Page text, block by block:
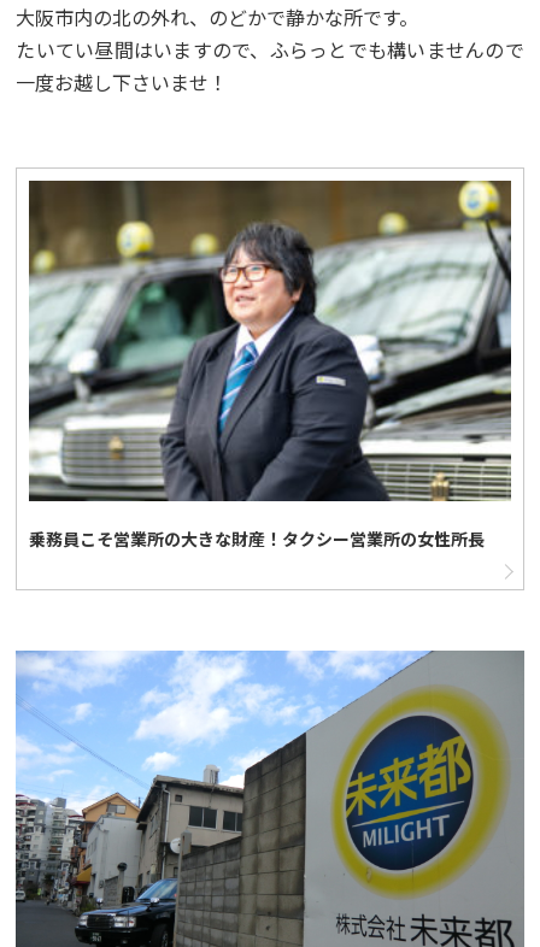
大阪市内の北の外れ、のどかで静かな所です。
たいてい昼間はいますので、ふらっとでも構いませんので
一度お越し下さいませ！
乗務員こそ営業所の大きな財産！タクシー営業所の女性所長